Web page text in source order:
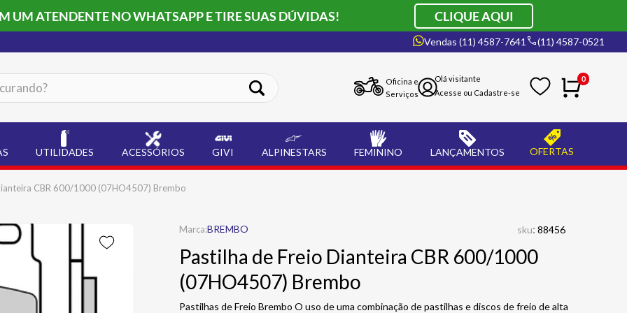
UM ATENDENTE NO WHATSAPP E TIRE SUAS DÚVIDAS! CLIQUE AQUI
Vendas (11) 4587-7641 (11) 4587-0521
Oficina e
Serviços
0
UTILIDADES ACESSÓRIOS GIVI ALPINESTARS FEMININO LANÇAMENTOS OFERTAS
CBR 600/1000 (07HO4507) Brembo
BREMBO sku: 88456
Pastilha de Freio Dianteira CBR 600/1000
(07HO4507) Brembo
Pastilhas de Freio Brembo O uso de uma combinação de pastilhas e discos de freio de alta